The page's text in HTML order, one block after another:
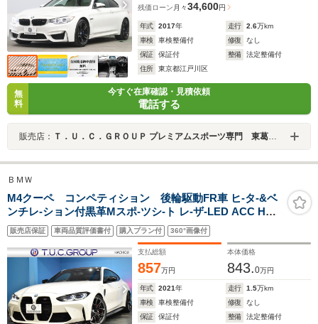
残価ローン 月々34,600円
年式 2017年 走行 2.6万km
車検
車検整備付 修復
なし
保証
保証付 整備
法定整備付
住所
東京都江戸川区
無
料
今すぐ在庫確認・見積依頼
電話する
販売店： Ｔ．Ｕ．Ｃ．ＧＲＯＵＰ プレミアムスポーツ専門 東葛西／（株）バーディット
ＢＭＷ
M4クーペ コンペティション 後輪駆動FR車 ヒ-タ-&ベ
ンチレ-ション付黒革Mスポ-ツシ-ト レ-ザ-LED ACC HUD
Mスポ-ツデフ Mコンパウンドブレ-キ KW車高調 ピアノブ
ラックインテリア 全周囲カメラ ハ-マンカ-ドン
19&20AW 1オ-ナ- 2年保証
販売店保証 車両品質評価書付 購入プラン付 360°画像付
支払総額
857万円
本体価格
843.0万円
年式 2021年 走行 1.5万km
車検
車検整備付 修復
なし
保証
保証付 整備
法定整備付